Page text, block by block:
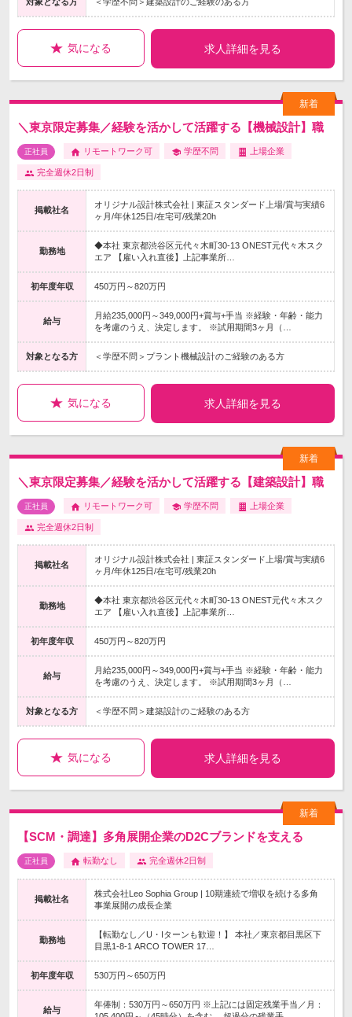
気になる 求人詳細を見る
＼東京限定募集／経験を活かして活躍する【機械設計】職
正社員 リモートワーク可 学歴不問 上場企業
完全週休2日制
掲載社名
オリジナル設計株式会社 | 東証スタンダード上場/賞与実績6
ヶ月/年休125日/在宅可/残業20h
勤務地
◆本社 東京都渋谷区元代々木町30-13 ONEST元代々木スク
エア 【雇い入れ直後】上記事業所…
初年度年収 450万円～820万円
給与
月給235,000円～349,000円+賞与+手当 ※経験・年齢・能力
を考慮のうえ、決定します。 ※試用期間3ヶ月（…
対象となる方 ＜学歴不問＞プラント機械設計のご経験のある方
気になる 求人詳細を見る
＼東京限定募集／経験を活かして活躍する【建築設計】職
正社員 リモートワーク可 学歴不問 上場企業
完全週休2日制
掲載社名
オリジナル設計株式会社 | 東証スタンダード上場/賞与実績6
ヶ月/年休125日/在宅可/残業20h
勤務地
◆本社 東京都渋谷区元代々木町30-13 ONEST元代々木スク
エア 【雇い入れ直後】上記事業所…
初年度年収 450万円～820万円
給与
月給235,000円～349,000円+賞与+手当 ※経験・年齢・能力
を考慮のうえ、決定します。 ※試用期間3ヶ月（…
対象となる方 ＜学歴不問＞建築設計のご経験のある方
気になる 求人詳細を見る
【SCM・調達】多角展開企業のD2Cブランドを支える
正社員 転勤なし 完全週休2日制
掲載社名
株式会社Leo Sophia Group | 10期連続で増収を続ける多角
事業展開の成長企業
勤務地
【転勤なし／U・Iターンも歓迎！】 本社／東京都目黒区下
目黒1-8-1 ARCO TOWER 17…
初年度年収 530万円～650万円
給与
年俸制：530万円～650万円 ※上記には固定残業手当／月：